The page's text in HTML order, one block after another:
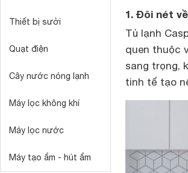
Thiết bị sưởi
Quạt điện
Cây nước nóng lạnh
Máy lọc không khí
Máy lọc nước
Máy tạo ẩm - hút ẩm
1. Đôi nét
Tủ lạnh
quen thuộc
sang trọng,
tinh tế tạo